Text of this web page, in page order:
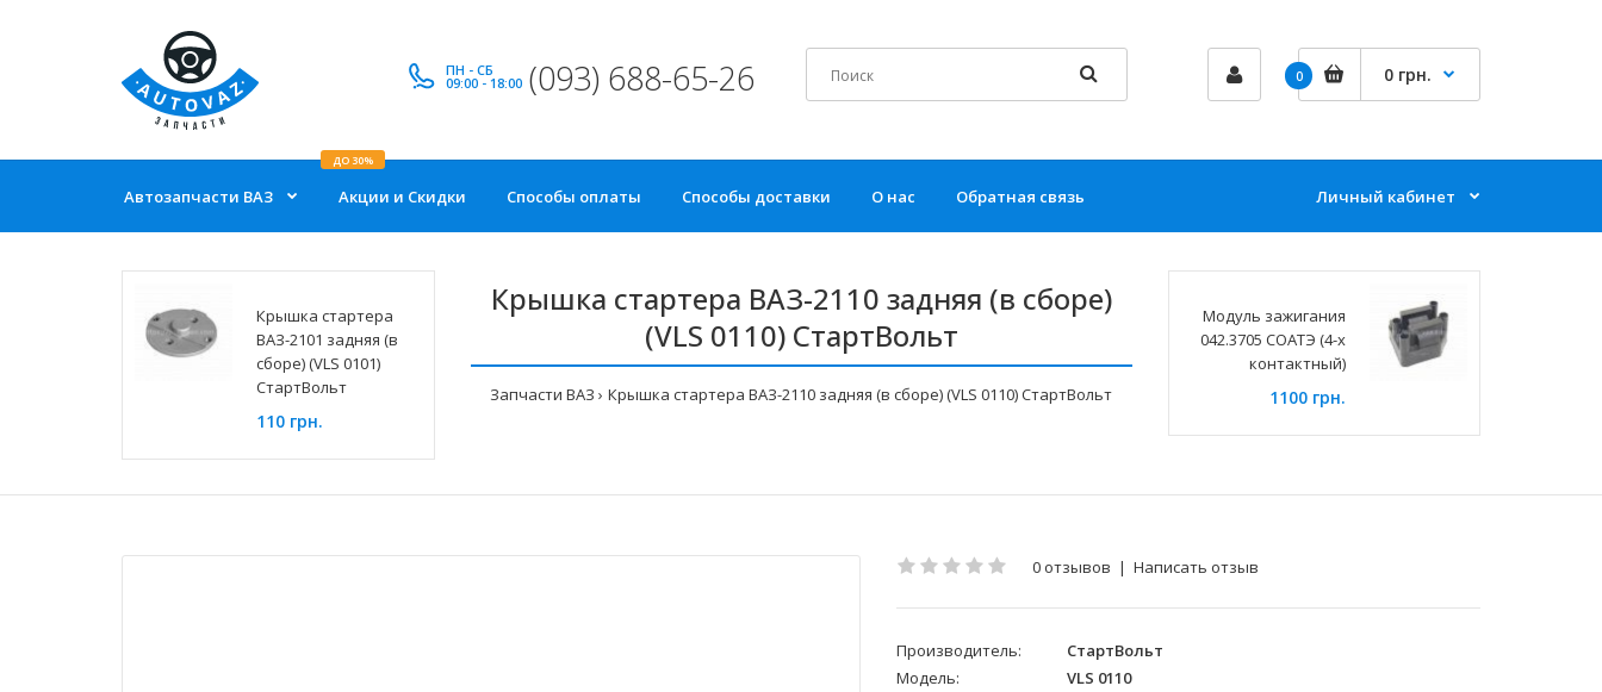
ПН - СБ
09:00 - 18:00 (093) 688-65-26 0 0 грн.
Автозапчасти ВАЗ Акции и Скидки
ДО 30%
Способы оплаты Способы доставки О нас Обратная связь Личный кабинет
Крышка стартера
ВАЗ-2101 задняя (в
сборе) (VLS 0101)
СтартВольт
110 грн.
Крышка стартера ВАЗ-2110 задняя (в сборе)
(VLS 0110) СтартВольт
Запчасти ВАЗ Крышка стартера ВАЗ-2110 задняя (в сборе) (VLS 0110) СтартВольт
Модуль зажигания
042.3705 СОАТЭ (4-х
контактный)
1100 грн.
0 отзывов | Написать отзыв
Производитель:
СтартВольт
Модель:
VLS 0110